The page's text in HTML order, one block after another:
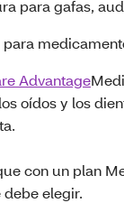
para gafas,
Advantage
oídos y los
con un plan
elegir.